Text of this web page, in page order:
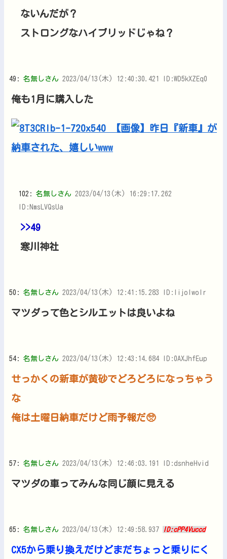
ないんだが？
ストロングなハイブリッドじゃね？
49: 名無しさん 2023/04/13(木) 12:40:30.421 ID:WD5kXZEq0
俺も1月に購入した
102: 名無しさん 2023/04/13(木) 16:29:17.262
ID:NmsLVQsUa
>>49
寒川神社
50: 名無しさん 2023/04/13(木) 12:41:15.283 ID:IijolwoIr
マツダって色とシルエットは良いよね
54: 名無しさん 2023/04/13(木) 12:43:14.684 ID:0AXJhfEup
せっかくの新車が黄砂でどろどろになっちゃう
な
俺は土曜日納車だけど雨予報だ🥺
57: 名無しさん 2023/04/13(木) 12:46:03.191 ID:dsnheHvid
マツダの車ってみんな同じ顔に見える
65: 名無しさん 2023/04/13(木) 12:49:58.937 ID:cPP4Vuccd
CX5から乗り換えだけどまだちょっと乗りにく